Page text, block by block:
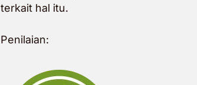
terkait hal itu.
Penilaian: